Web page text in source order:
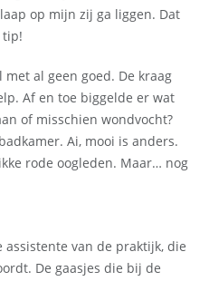
op mijn zij ga liggen. Dat
tip!
al geen goed. De kraag
Af en toe biggelde er wat
of misschien wondvocht?
Ai, mooi is anders.
rode oogleden. Maar… nog
assistente van de praktijk, die
De gaasjes die bij de